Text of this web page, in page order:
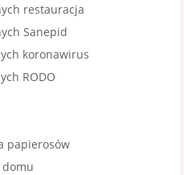
restauracja
Sanepid
koronawirus
RODO
papierosów
domu